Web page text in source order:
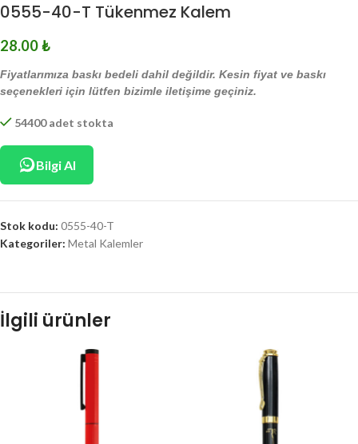
0555-40-T Tükenmez Kalem
28.00₺
Fiyatlarımıza baskı bedeli dahil değildir. Kesin fiyat ve baskı
seçenekleri için lütfen bizimle iletişime geçiniz.
54400 adet stokta
Bilgi Al
Stok kodu: 0555-40-T
Kategoriler: Metal Kalemler
İlgili ürünler